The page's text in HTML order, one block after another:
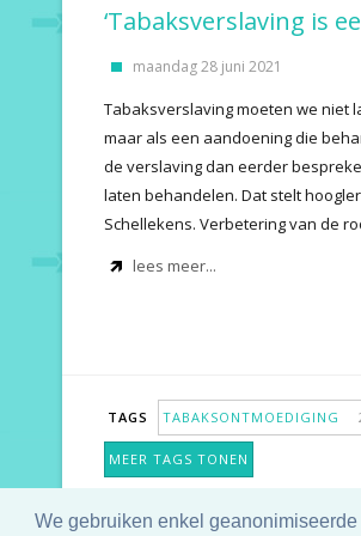
We gebruiken enkel
‘Tabaksverslaving is
maandag 28 juni 2021
Tabaksverslaving moeten we niet
maar als een aandoening die
de verslaving dan eerder
laten behandelen. Dat stelt
Schellekens. Verbetering van de
lees meer...
TAGS TABAKSONTMOEDIGING
MEER TAGS TONEN